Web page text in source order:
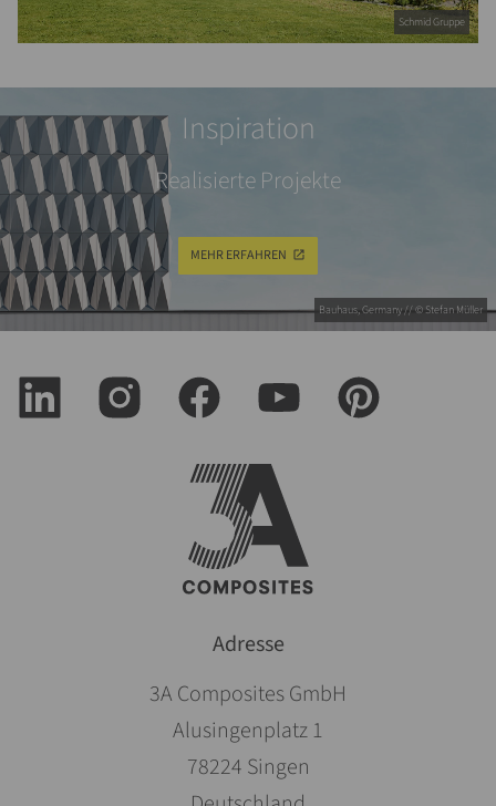
Schmid Gruppe
Bauhaus, Germany // © Stefan Müller
Inspiration
Realisierte Projekte
MEHR ERFAHREN
Adresse
3A Composites GmbH
Alusingenplatz 1
78224 Singen